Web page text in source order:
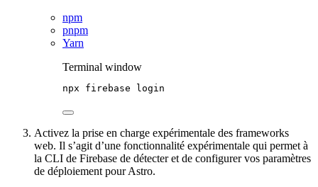
npm
pnpm
Yarn
Terminal window
npx firebase login
Activez la prise en charge expérimentale des frameworks
web. Il s’agit d’une fonctionnalité expérimentale qui permet à
la CLI de Firebase de détecter et de configurer vos paramètres
de déploiement pour Astro.